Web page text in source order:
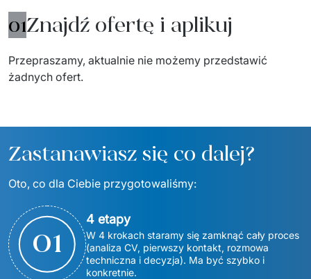
01Znajdź ofertę i aplikuj
Przepraszamy, aktualnie nie możemy przedstawić
żadnych ofert.
Zastanawiasz się co dalej?
Oto, co dla Ciebie przygotowaliśmy:
01
4 etapy
W 4 krokach staramy się zamknąć cały proces
(analiza CV, pierwszy kontakt, rozmowa
techniczna i decyzja). Ma być szybko i
konkretnie.